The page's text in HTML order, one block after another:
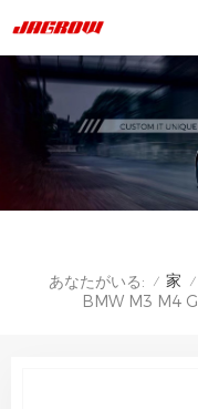
あなたがいる: / 家 /